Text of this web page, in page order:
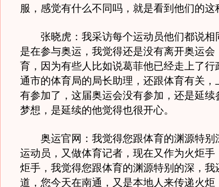
服，感觉有什么不同吗，就是看到他们的这
张晓虎：我采访每个运动员他们都说相
是在参与奥运，我觉得还是没有离开奥运会
育，因为有些人比如说葛菲他已经走上了行
通市的体育局的局长助理，还跟体育有关，
有参加了，这届奥运会没有参加，还是延续
梦想，是延续的他觉得也很开心。
奥运官网：我觉得您跟体育的渊源特别
运动员，又做体育记者，现在又作为火炬手
炬手，我觉得您跟体育的渊源特别的深，我
道，您今天在南通，又是本地人来传递火炬